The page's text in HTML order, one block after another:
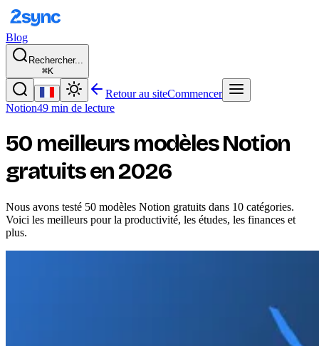
Blog
Rechercher...
⌘K
Retour au siteCommencer
Notion49 min de lecture
50 meilleurs modèles Notion
gratuits en 2026
Nous avons testé 50 modèles Notion gratuits dans 10 catégories.
Voici les meilleurs pour la productivité, les études, les finances et
plus.